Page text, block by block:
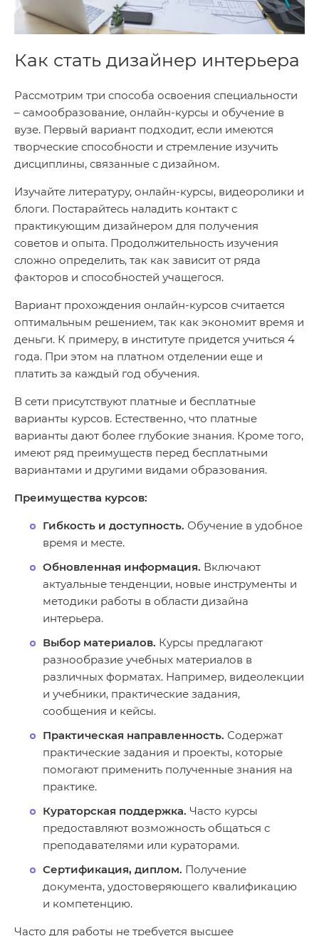
Как стать дизайнер интерьера
Рассмотрим три способа освоения специальности
– самообразование, онлайн-курсы и обучение в
вузе. Первый вариант подходит, если имеются
творческие способности и стремление изучить
дисциплины, связанные с дизайном.
Изучайте литературу, онлайн-курсы, видеоролики и
блоги. Постарайтесь наладить контакт с
практикующим дизайнером для получения
советов и опыта. Продолжительность изучения
сложно определить, так как зависит от ряда
факторов и способностей учащегося.
Вариант прохождения онлайн-курсов считается
оптимальным решением, так как экономит время и
деньги. К примеру, в институте придется учиться 4
года. При этом на платном отделении еще и
платить за каждый год обучения.
В сети присутствуют платные и бесплатные
варианты курсов. Естественно, что платные
варианты дают более глубокие знания. Кроме того,
имеют ряд преимуществ перед бесплатными
вариантами и другими видами образования.
Преимущества курсов:
Гибкость и доступность. Обучение в удобное
время и месте.
Обновленная информация. Включают
актуальные тенденции, новые инструменты и
методики работы в области дизайна
интерьера.
Выбор материалов. Курсы предлагают
разнообразие учебных материалов в
различных форматах. Например, видеолекции
и учебники, практические задания,
сообщения и кейсы.
Практическая направленность. Содержат
практические задания и проекты, которые
помогают применить полученные знания на
практике.
Кураторская поддержка. Часто курсы
предоставляют возможность общаться с
преподавателями или кураторами.
Сертификация, диплом. Получение
документа, удостоверяющего квалификацию
и компетенцию.
Часто для работы не требуется высшее